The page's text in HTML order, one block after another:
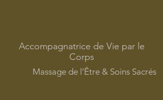
Accompagnatrice de Vie par le
Corps
Massage de l’Être & Soins Sacrés